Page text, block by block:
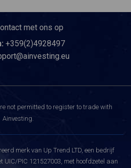
met ons op
+359(2)4928497
not permitted to register to trade with
Ainvesting.
merk van Up Trend LTD, een bedrijf
UIC/PIC 121527003, met hoofdzetel aan